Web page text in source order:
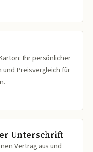
Ihr persönlicher
und Preisvergleich für
Unterschrift
Vertrag aus und